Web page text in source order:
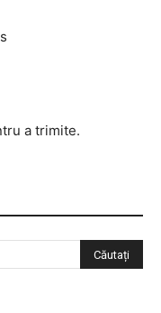
a trimite.